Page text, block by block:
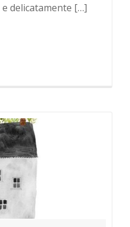
delicatamente […]